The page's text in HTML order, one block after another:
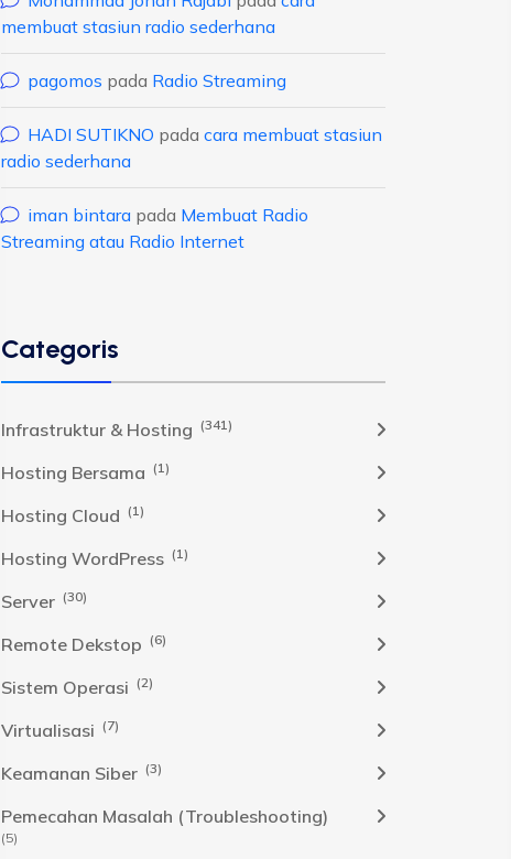
membuat stasiun radio sederhana
pagomos pada Radio Streaming
HADI SUTIKNO pada cara membuat stasiun
radio sederhana
iman bintara pada Membuat Radio
Streaming atau Radio Internet
Categoris
Infrastruktur & Hosting (341)
Hosting Bersama (1)
Hosting Cloud (1)
Hosting WordPress (1)
Server (30)
Remote Dekstop (6)
Sistem Operasi (2)
Virtualisasi (7)
Keamanan Siber (3)
Pemecahan Masalah (Troubleshooting)
(5)